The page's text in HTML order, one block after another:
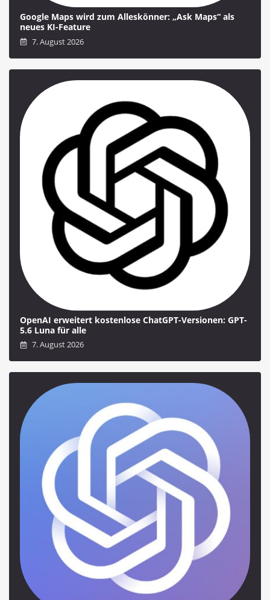
Google Maps wird zum Alleskönner: „Ask Maps“ als
neues KI-Feature
7. August 2026
OpenAI erweitert kostenlose ChatGPT-Versionen: GPT-
5.6 Luna für alle
7. August 2026